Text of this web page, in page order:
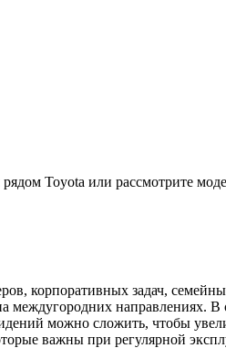
Toyota или рассмотрите
корпоративных задач,
направлениях.
можно сложить, чтобы
важны при регулярной